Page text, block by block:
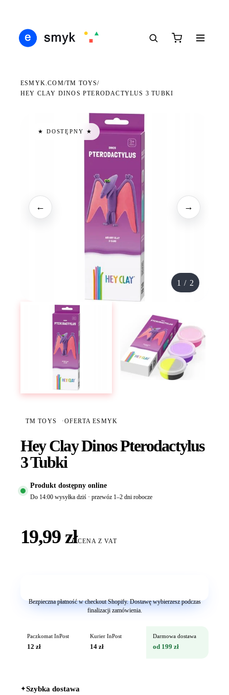
ESMYK.COM/TM TOYS/
HEY CLAY DINOS PTERODACTYLUS 3 TUBKI
★ DOSTĘPNY ★
← →
1 / 2
TM TOYS ·OFERTA ESMYK
Hey Clay Dinos Pterodactylus
3 Tubki
Produkt dostępny online
Do 14:00 wysyłka dziś · przewóz 1–2 dni robocze
19,99 złCENA Z VAT
Bezpieczna płatność w checkout Shopify. Dostawę wybierzesz podczas
finalizacji zamówienia.
Paczkomat InPost
12 zł
Kurier InPost
14 zł
Darmowa dostawa
od 199 zł
✦Szybka dostawa